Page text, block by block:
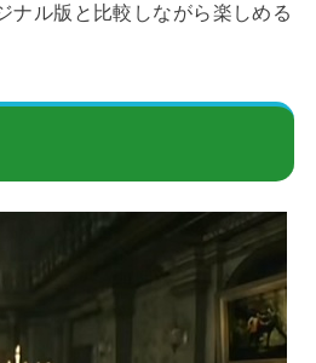
ナル版と比較しながら楽しめる